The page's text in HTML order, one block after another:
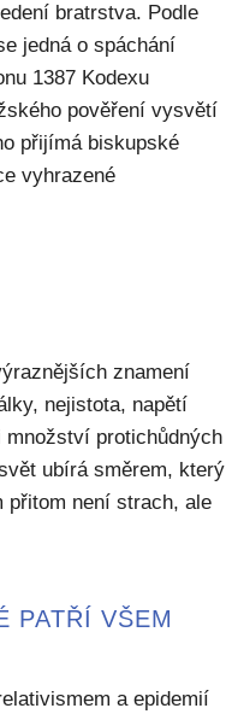
bratrstva. Podle
jedná o spáchání
1387 Kodexu
pověření vysvětí
přijímá biskupské
vyhrazené
znamení
nejistota, napětí
protichůdných
ubírá směrem, který
přitom není strach, ale
PATŘÍ VŠEM
a epidemií